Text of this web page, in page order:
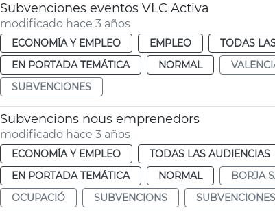
Subvenciones eventos VLC Activa
modificado hace 3 años
ECONOMÍA Y EMPLEO EMPLEO TODAS
EN PORTADA TEMÁTICA
NORMAL
SUBVENCIONES
Subvencions nous emprenedors
modificado hace 3 años
ECONOMÍA Y EMPLEO TODAS LAS AUDIENCIAS
EN PORTADA TEMÁTICA
NORMAL BORJA
OCUPACIÓ
SUBVENCIONS SUBVENCIONES